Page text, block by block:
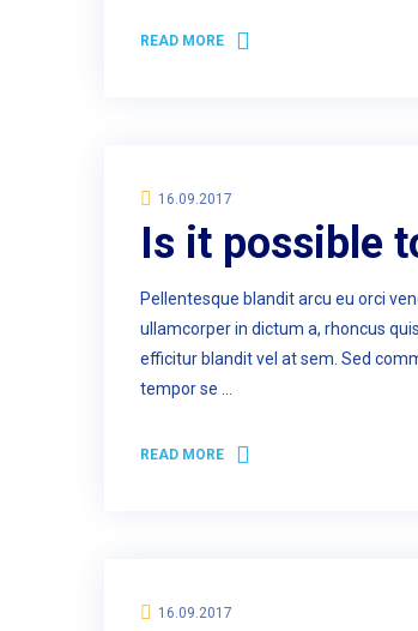
READ MORE
16.09.2017
Is it possible
Pellentesque blandit arcu eu orci
ullamcorper in dictum a, rhoncus
efficitur blandit vel at sem. Sed
tempor se …
READ MORE
16.09.2017